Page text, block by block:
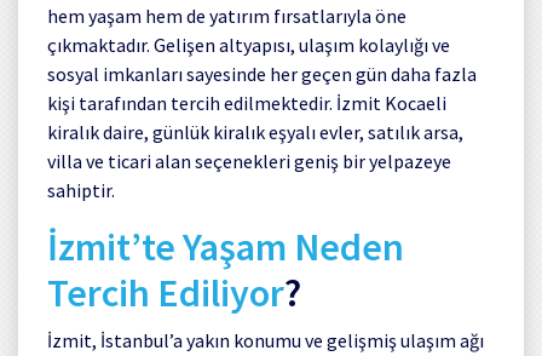
hem yaşam hem de yatırım fırsatlarıyla öne
çıkmaktadır. Gelişen altyapısı, ulaşım kolaylığı ve
sosyal imkanları sayesinde her geçen gün daha fazla
kişi tarafından tercih edilmektedir. İzmit Kocaeli
kiralık daire, günlük kiralık eşyalı evler, satılık arsa,
villa ve ticari alan seçenekleri geniş bir yelpazeye
sahiptir.
İzmit’te Yaşam Neden
Tercih Ediliyor?
İzmit, İstanbul’a yakın konumu ve gelişmiş ulaşım ağı